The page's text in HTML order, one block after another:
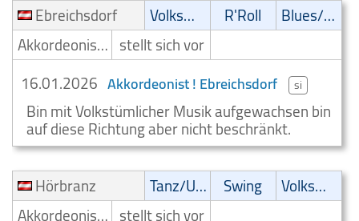
Ebreichsdorf
Volksmusik R'Roll
Blues/Swing
Akkordeonist/Akkordeonspieler stellt sich vor
16.01.2026 Akkordeonist ! Ebreichsdorf si
Bin mit Volkstümlicher Musik aufgewachsen bin
auf diese Richtung aber nicht beschränkt.
Hörbranz
Tanz/Unterhaltungsmusik Swing
Volksmusik